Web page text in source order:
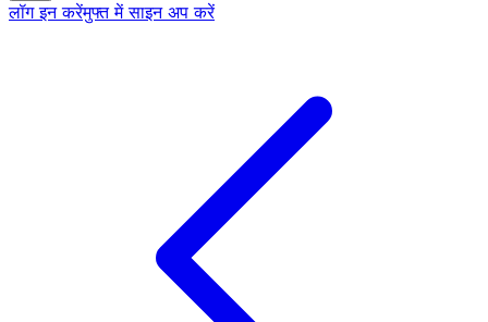
लॉग इन करेंमुफ्त में साइन अप करें